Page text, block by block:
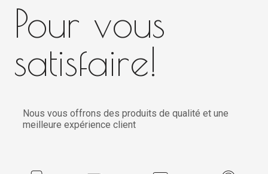
Pour vous
satisfaire!
Nous vous offrons des produits de qualité et une
meilleure expérience client